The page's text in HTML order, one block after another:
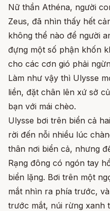
Nữ thần Athéna, người
Zeus, đã nhìn thấy hết
không thể nào để người
đựng một số phận khốn
cho các cơn gió phải
Làm như vậy thì Ulysse
liền, đặt chân lên xứ sở
bạn với mái chèo.
Ulysse bơi trên biển cả
rời đến nỗi nhiều lúc
thân nơi biển cả, nhưng
Rạng đông có ngón tay
biển lặng. Bơi trên một
mắt nhìn ra phía trước,
trước mắt, núi rừng xanh